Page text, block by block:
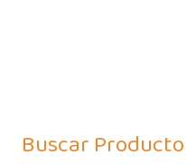
Buscar Producto